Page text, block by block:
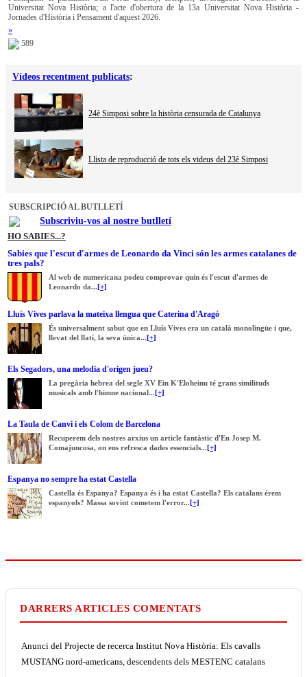
Universitat Nova Història; a l'acte d'obertura de la 13a Universitat Nova Història -
Jornades d'Història i Pensament d'aquest 2026.
»
589
Vídeos recentment publicats:
24è Simposi sobre la història censurada de Catalunya
Llista de reproducció de tots els videus del 23è Simposi
SUBSCRIPCIÓ AL BUTLLETÍ
Subscriviu-vos al nostre butlletí
HO SABIES...?
Sabies que l'escut d'armes de Leonardo da Vinci són les armes catalanes de
tres pals?
Al web de numericana podeu comprovar quin és l'escut d'armes de
Leonardo da...[+]
Lluís Vives parlava la mateixa llengua que Caterina d'Aragó
És universalment sabut que en Lluís Vives era un català monolingüe i que,
llevat del llatí, la seva única...[+]
Els Segadors, una melodia d'origen jueu?
La pregària hebrea del segle XV Ein K'Eloheinu té grans similituds
musicals amb l'himne nacional...[+]
La Taula de Canvi i els Colom de Barcelona
Recuperem dels nostres arxius un article fantàstic d'En Josep M.
Comajuncosa, on ens refresca dades essencials...[+]
Espanya no sempre ha estat Castella
Castella és Espanya? Espanya és i ha estat Castella? Els catalans érem
espanyols? Massa sovint cometem l'error...[+]
DARRERS ARTICLES COMENTATS
Anunci del Projecte de recerca Institut Nova Història: Els cavalls
MUSTANG nord-americans, descendents dels MESTENC catalans